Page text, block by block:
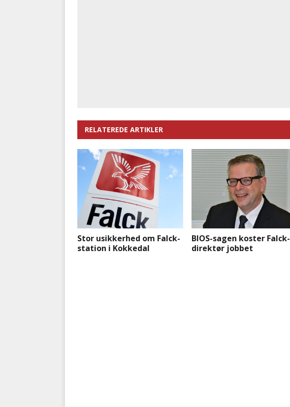
RELATEREDE ARTIKLER
Stor usikkerhed om Falck-
station i Kokkedal
BIOS-sagen koster Falck-
direktør jobbet